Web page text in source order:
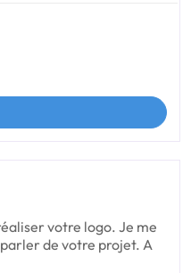
votre logo. Je me
de votre projet. A